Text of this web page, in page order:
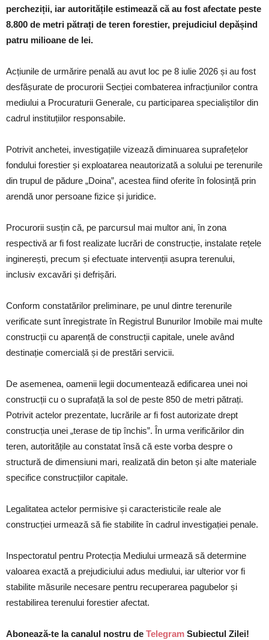
percheziții, iar autoritățile estimează că au fost afectate peste
8.800 de metri pătrați de teren forestier, prejudiciul depășind
patru milioane de lei.
Acțiunile de urmărire penală au avut loc pe 8 iulie 2026 și au fost
desfășurate de procurorii Secției combaterea infracțiunilor contra
mediului a Procuraturii Generale, cu participarea specialiștilor din
cadrul instituțiilor responsabile.
Potrivit anchetei, investigațiile vizează diminuarea suprafețelor
fondului forestier și exploatarea neautorizată a solului pe terenurile
din trupul de pădure „Doina”, acestea fiind oferite în folosință prin
arendă unor persoane fizice și juridice.
Procurorii susțin că, pe parcursul mai multor ani, în zona
respectivă ar fi fost realizate lucrări de construcție, instalate rețele
inginerești, precum și efectuate intervenții asupra terenului,
inclusiv excavări și defrișări.
Conform constatărilor preliminare, pe unul dintre terenurile
verificate sunt înregistrate în Registrul Bunurilor Imobile mai multe
construcții cu aparență de construcții capitale, unele având
destinație comercială și de prestări servicii.
De asemenea, oamenii legii documentează edificarea unei noi
construcții cu o suprafață la sol de peste 850 de metri pătrați.
Potrivit actelor prezentate, lucrările ar fi fost autorizate drept
construcția unei „terase de tip închis”. În urma verificărilor din
teren, autoritățile au constatat însă că este vorba despre o
structură de dimensiuni mari, realizată din beton și alte materiale
specifice construcțiilor capitale.
Legalitatea actelor permisive și caracteristicile reale ale
construcției urmează să fie stabilite în cadrul investigației penale.
Inspectoratul pentru Protecția Mediului urmează să determine
valoarea exactă a prejudiciului adus mediului, iar ulterior vor fi
stabilite măsurile necesare pentru recuperarea pagubelor și
restabilirea terenului forestier afectat.
Abonează-te la canalul nostru de Telegram Subiectul Zilei!